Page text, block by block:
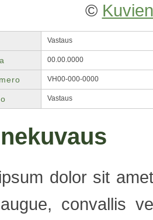
©
Vastaus
00.00.0000
VH00-000-0000
Vastaus
dolor sit
convallis